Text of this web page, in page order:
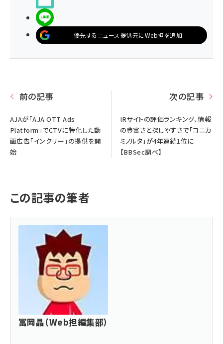
優先するニュース提供元にWeb担を追加
前の記事
AJAが「AJA OTT Ads
Platform」でCTVに特化した動
画広告「インクリー」の提供を開
始
次の記事
IRサイトの評価ランキング、情報
の豊富さと探しやすさで「コニカ
ミノルタ」が4年連続1位に
【BBSec調べ】
この記事の筆者
冨岡晶（Web担編集部）